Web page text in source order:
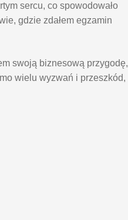
sercu, co spowodowało
gdzie zdałem egzamin
swoją biznesową przygodę,
wielu wyzwań i przeszkód,